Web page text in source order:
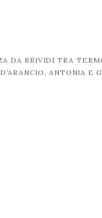
DA BRIVIDI TRA
ANTONIA E